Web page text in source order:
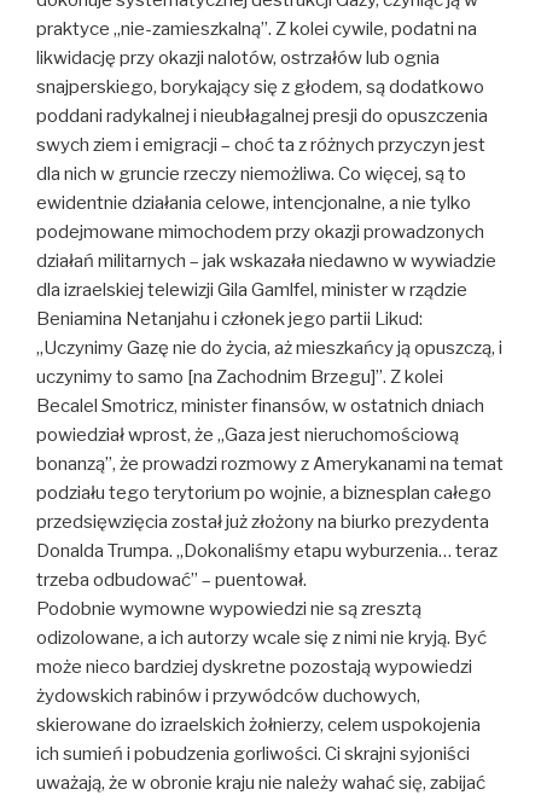
praktyce „nie-zamieszkalną”. Z kolei cywile, podatni na
likwidację przy okazji nalotów, ostrzałów lub ognia
snajperskiego, borykający się z głodem, są dodatkowo
poddani radykalnej i nieubłagalnej presji do opuszczenia
swych ziem i emigracji – choć ta z różnych przyczyn jest
dla nich w gruncie rzeczy niemożliwa. Co więcej, są to
ewidentnie działania celowe, intencjonalne, a nie tylko
podejmowane mimochodem przy okazji prowadzonych
działań militarnych – jak wskazała niedawno w wywiadzie
dla izraelskiej telewizji Gila Gamlfel, minister w rządzie
Beniamina Netanjahu i członek jego partii Likud:
„Uczynimy Gazę nie do życia, aż mieszkańcy ją opuszczą, i
uczynimy to samo [na Zachodnim Brzegu]”. Z kolei
Becalel Smotricz, minister finansów, w ostatnich dniach
powiedział wprost, że „Gaza jest nieruchomościową
bonanzą”, że prowadzi rozmowy z Amerykanami na temat
podziału tego terytorium po wojnie, a biznesplan całego
przedsięwzięcia został już złożony na biurko prezydenta
Donalda Trumpa. „Dokonaliśmy etapu wyburzenia… teraz
trzeba odbudować” – puentował.
Podobnie wymowne wypowiedzi nie są zresztą
odizolowane, a ich autorzy wcale się z nimi nie kryją. Być
może nieco bardziej dyskretne pozostają wypowiedzi
żydowskich rabinów i przywódców duchowych,
skierowane do izraelskich żołnierzy, celem uspokojenia
ich sumień i pobudzenia gorliwości. Ci skrajni syjoniści
uważają, że w obronie kraju nie należy wahać się, zabijać